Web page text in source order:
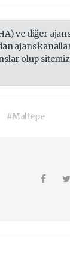
ve diğer
ajans
olup
#Maltepe